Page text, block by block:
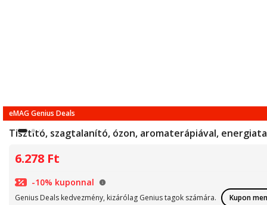
eMAG Genius Deals
Tisztító, szagtalanító, ózon, aromaterápiával,
6.278 Ft
-10% kuponnal
Genius Deals kedvezmény, kizárólag Genius tagok számára. Kupon